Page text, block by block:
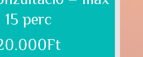
15 perc